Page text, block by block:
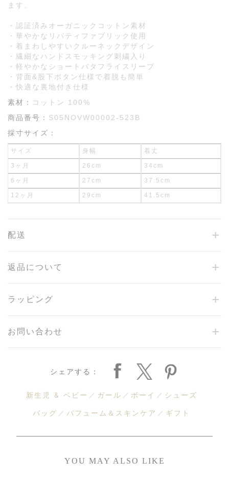
ます。
・認証済みオーガニックコットン素材
・華やかなリバティファブリック使用
・着まわしやすいクルーネックデザイン
・繊細なハンドスモッキング刺繍入り
・軽やかなショートバタフライスリーブ
・背面&股下ボタン仕様で着脱も簡単
・快適な裏地付き仕様
素材：
コットン 100%
商品番号： S05NOVW00002-523B
採寸サイズ：
サイズ 身幅 着丈
3ヶ月 26cm 34cm
6ヶ月 27cm 37.5cm
12ヶ月 29cm 41.5cm
配送
返品について
ラッピング
お問い合わせ
シェアする：
新生児 & ベビー ガール ボーイ シューズ
バッグ パフューム＆スキンケア ギフト
YOU MAY ALSO LIKE